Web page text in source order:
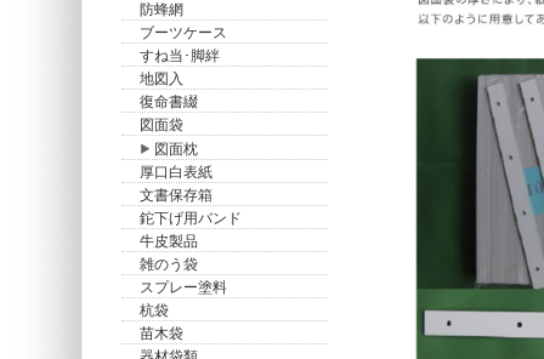
防蜂網
ブーツケース
すね当･脚絆
地図入
復命書綴
図面袋
図面枕
厚口白表紙
文書保存箱
鉈下げ用バンド
牛皮製品
雑のう袋
スプレー塗料
杭袋
苗木袋